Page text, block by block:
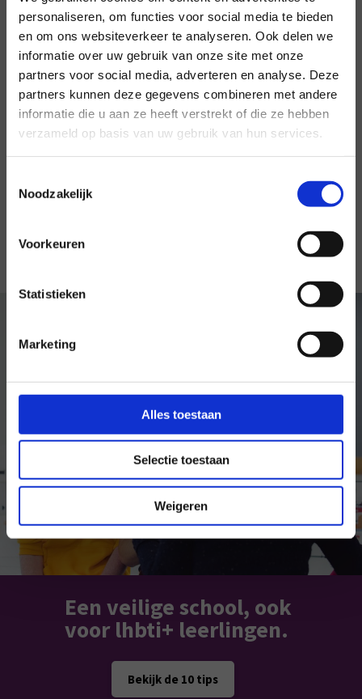
personaliseren, om functies voor social media te bieden
en om ons websiteverkeer te analyseren. Ook delen we
informatie over uw gebruik van onze site met onze
partners voor social media, adverteren en analyse. Deze
partners kunnen deze gegevens combineren met andere
informatie die u aan ze heeft verstrekt of die ze hebben
verzameld op basis van uw gebruik van hun services.
Noodzakelijk
Voorkeuren
Statistieken
Marketing
Alles toestaan
Selectie toestaan
Weigeren
ook zo zal blijven. Wij gebruiken voorlopig ‘lhbti+’,
waarmee wij wel echt inclusief beogen te zijn. De + staat
daarbij voor álle categorieën die niet worden inbegrepen
in lhbti, zoals o.a. queer, pan en aseksueel.
Regenboogvlag of
Vanaf 2025 gebruiken we de term
in plaats
om zo nóg inclusiever te zijn.
Een veilige school, ook
voor lhbti+ leerlingen.
Bekijk de 10 tips
×